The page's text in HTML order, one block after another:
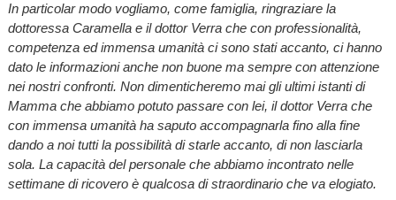
In particolar modo vogliamo, come famiglia, ringraziare la
dottoressa Caramella e il dottor Verra che con professionalità,
competenza ed immensa umanità ci sono stati accanto, ci hanno
dato le informazioni anche non buone ma sempre con attenzione
nei nostri confronti. Non dimenticheremo mai gli ultimi istanti di
Mamma che abbiamo potuto passare con lei, il dottor Verra che
con immensa umanità ha saputo accompagnarla fino alla fine
dando a noi tutti la possibilità di starle accanto, di non lasciarla
sola. La capacità del personale che abbiamo incontrato nelle
settimane di ricovero è qualcosa di straordinario che va elogiato.